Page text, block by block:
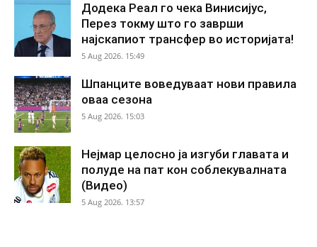
Додека Реал го чека Винисијус,
Перез токму што го заврши
најскапиот трансфер во историјата!
5 Aug 2026. 15:49
Шпанците воведуваат нови правила
оваа сезона
5 Aug 2026. 15:03
Нејмар целосно ја изгуби главата и
полуде на пат кон соблекувалната
(Видео)
5 Aug 2026. 13:57